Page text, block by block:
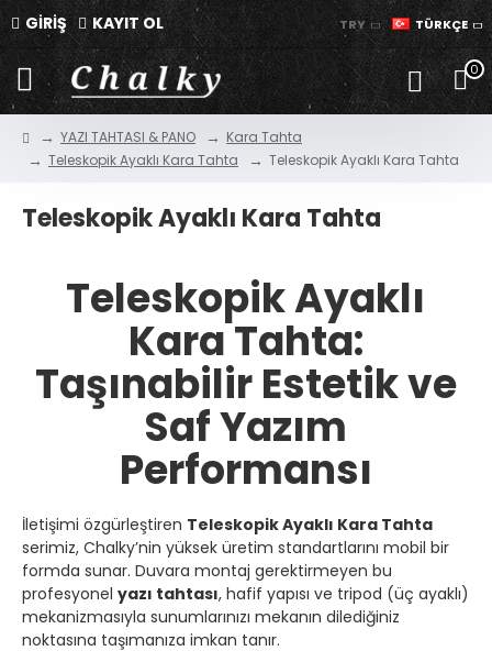
GİRİŞ KAYIT OL TRY TÜRKÇE
0
YAZI TAHTASI & PANO
Kara Tahta
Teleskopik Ayaklı Kara Tahta
Teleskopik Ayaklı Kara Tahta
Teleskopik Ayaklı Kara Tahta
Teleskopik Ayaklı
Kara Tahta:
Taşınabilir Estetik ve
Saf Yazım
Performansı
İletişimi özgürleştiren Teleskopik Ayaklı Kara Tahta
serimiz, Chalky’nin yüksek üretim standartlarını mobil bir
formda sunar. Duvara montaj gerektirmeyen bu
profesyonel yazı tahtası, hafif yapısı ve tripod (üç ayaklı)
mekanizmasıyla sunumlarınızı mekanın dilediğiniz
noktasına taşımanıza imkan tanır.